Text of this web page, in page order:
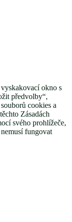
okno s
předvolby“,
cookies a
Zásadách
svého prohlížeče,
fungovat